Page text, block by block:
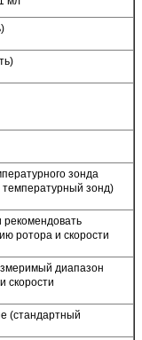
зонда
зонд)
рекомендовать
ротора и скорости
диапазон
скорости
(стандартный